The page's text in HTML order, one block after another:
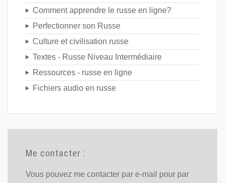
Comment apprendre le russe en ligne?
Perfectionner son Russe
Culture et civilisation russe
Textes - Russe Niveau Intermédiaire
Ressources - russe en ligne
Fichiers audio en russe
Me contacter :
Vous pouvez me contacter par e-mail pour par